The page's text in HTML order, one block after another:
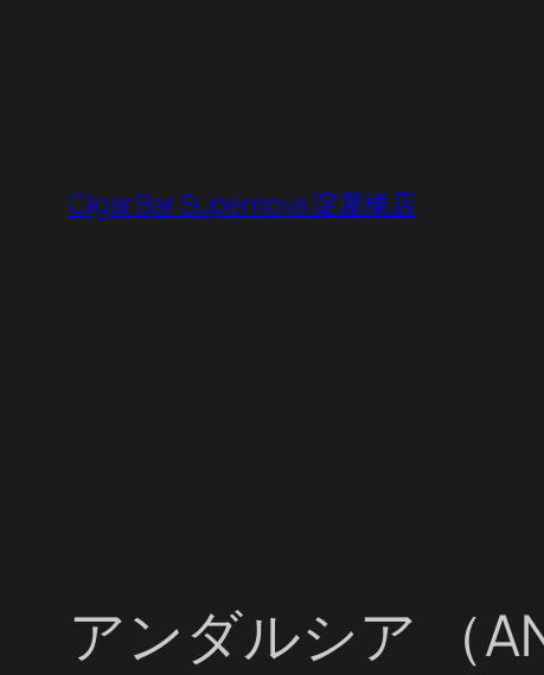
Cigar Bar Supernova 淀屋橋店
アンダルシア （